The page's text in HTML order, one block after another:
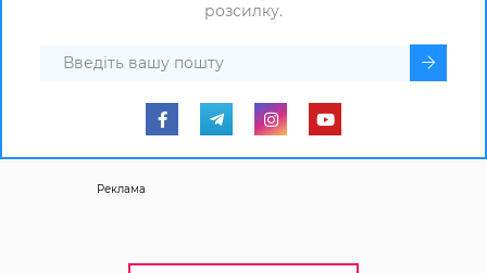
розсилку.
Реклама